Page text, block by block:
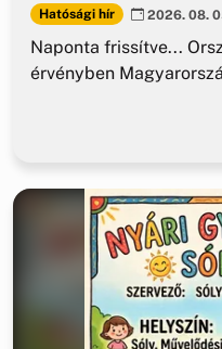
Hatósági hír 2026. 08.
Naponta frissítve...
érvényben